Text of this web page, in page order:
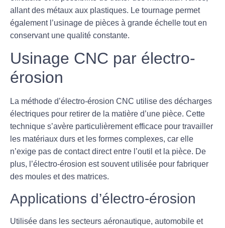
allant des métaux aux plastiques. Le tournage permet
également l’usinage de pièces à grande échelle tout en
conservant une qualité constante.
Usinage CNC par électro-
érosion
La méthode d’électro-érosion CNC utilise des décharges
électriques pour retirer de la matière d’une pièce. Cette
technique s’avère particulièrement efficace pour travailler
les matériaux durs et les formes complexes, car elle
n’exige pas de contact direct entre l’outil et la pièce. De
plus, l’électro-érosion est souvent utilisée pour fabriquer
des moules et des matrices.
Applications d’électro-érosion
Utilisée dans les secteurs aéronautique, automobile et